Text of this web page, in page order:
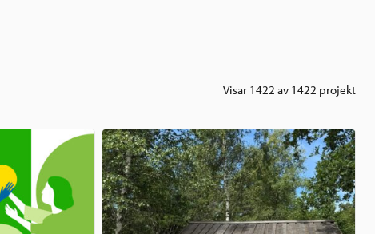
Visar 1422 av 1422 projekt